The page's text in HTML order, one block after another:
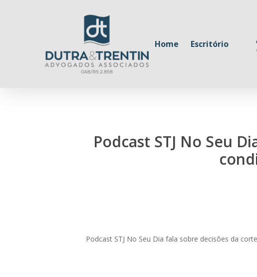
Home Escritório
Podcast STJ No Seu
Podcast STJ No Seu Dia fala sobre decisões da